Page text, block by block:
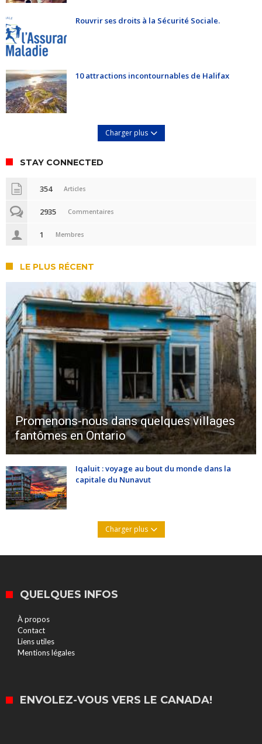
Rouvrir ses droits à la Sécurité Sociale.
10 attractions incontournables de Halifax
Charger plus
STAY CONNECTED
354 Articles
2935 Commentaires
1 Membres
LE PLUS RÉCENT
Promenons-nous dans quelques villages
fantômes en Ontario
Iqaluit : voyage au bout du monde dans la
capitale du Nunavut
Charger plus
QUELQUES INFOS
À propos
Contact
Liens utiles
Mentions légales
ENVOLEZ-VOUS VERS LE CANADA!